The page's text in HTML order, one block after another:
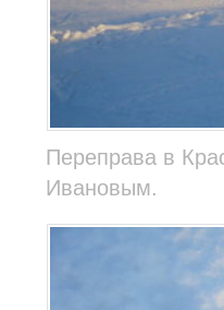
Переправа в
Ивановым.